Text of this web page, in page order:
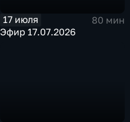
17 июля
80 мин
Эфир 17.07.2026